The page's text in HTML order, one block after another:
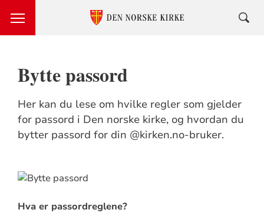
Bytte passord
Her kan du lese om hvilke regler som gjelder
for passord i Den norske kirke, og hvordan du
bytter passord for din @kirken.no-bruker.
Hva er passordreglene?